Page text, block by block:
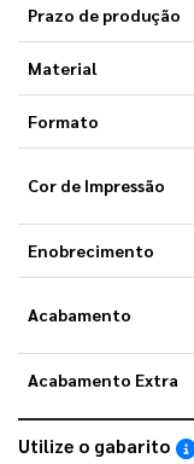
Prazo de produção
Material
Formato
Cor de Impressão
Enobrecimento
Acabamento
Acabamento Extra
Utilize o gabarito